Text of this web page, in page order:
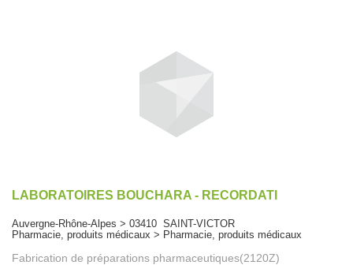
LABORATOIRES BOUCHARA - RECORDATI
Auvergne-Rhône-Alpes > 03410 SAINT-VICTOR
Pharmacie, produits médicaux > Pharmacie, produits médicaux
Fabrication de préparations pharmaceutiques(2120Z)